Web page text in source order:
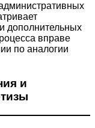
дополнительных
вправе
по аналогии
и